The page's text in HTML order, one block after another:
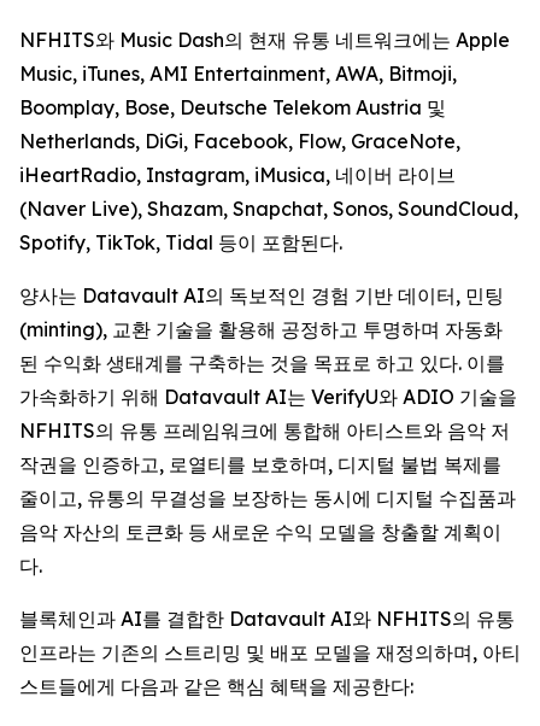
NFHITS와 Music Dash의 현재 유통 네트워크에는 Apple
Music, iTunes, AMI Entertainment, AWA, Bitmoji,
Boomplay, Bose, Deutsche Telekom Austria 및
Netherlands, DiGi, Facebook, Flow, GraceNote,
iHeartRadio, Instagram, iMusica, 네이버 라이브
(Naver Live), Shazam, Snapchat, Sonos, SoundCloud,
Spotify, TikTok, Tidal 등이 포함된다.
양사는 Datavault AI의 독보적인 경험 기반 데이터, 민팅
(minting), 교환 기술을 활용해 공정하고 투명하며 자동화
된 수익화 생태계를 구축하는 것을 목표로 하고 있다. 이를
가속화하기 위해 Datavault AI는 VerifyU와 ADIO 기술을
NFHITS의 유통 프레임워크에 통합해 아티스트와 음악 저
작권을 인증하고, 로열티를 보호하며, 디지털 불법 복제를
줄이고, 유통의 무결성을 보장하는 동시에 디지털 수집품과
음악 자산의 토큰화 등 새로운 수익 모델을 창출할 계획이
다.
블록체인과 AI를 결합한 Datavault AI와 NFHITS의 유통
인프라는 기존의 스트리밍 및 배포 모델을 재정의하며, 아티
스트들에게 다음과 같은 핵심 혜택을 제공한다: